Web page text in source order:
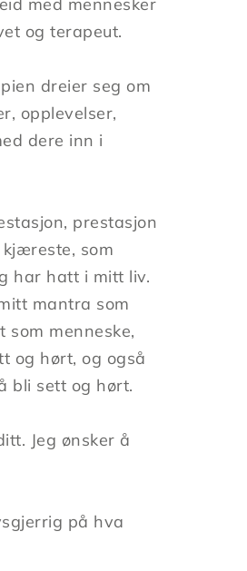
med mennesker
og terapeut.
dreier seg om
opplevelser,
dere inn i
prestasjon
som
har hatt i mitt liv.
mantra som
menneske,
og hørt, og også
bli sett og hørt.
Jeg ønsker å
på hva